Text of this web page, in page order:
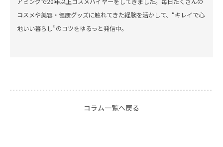
コスメや美容・健康グッズに触れてきた経験を活かして、“キレイで心
地いい暮らし”のコツをゆるっと発信中。
コラム一覧へ戻る